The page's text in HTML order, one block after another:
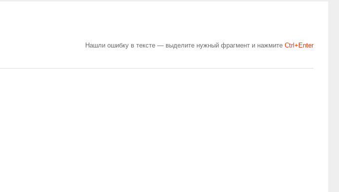
Нашли ошибку в тексте — выделите нужный фрагмент и нажмите Сtrl+Enter